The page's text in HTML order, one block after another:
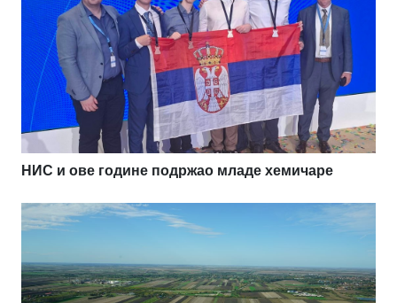
НИС и ове године подржао младе хемичаре